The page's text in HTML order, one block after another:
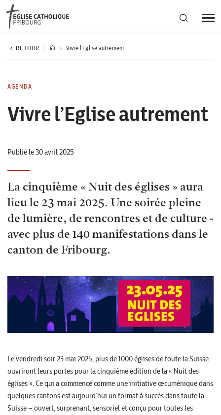
Région diocésaine
Agenda
RETOUR Vivre l'Eglise autrement
AGENDA
Vivre l’Eglise autrement
Publié le 30 avril 2025
La cinquième « Nuit des églises » aura
lieu le 23 mai 2025. Une soirée pleine
de lumière, de rencontres et de culture -
avec plus de 140 manifestations dans le
canton de Fribourg.
Le vendredi soir 23 mai 2025, plus de 1000 églises de toute la Suisse
ouvriront leurs portes pour la cinquième édition de la « Nuit des
églises ». Ce qui a commencé comme une initiative œcuménique dans
quelques cantons est aujourd’hui un format à succès dans toute la
Suisse – ouvert, surprenant, sensoriel et conçu pour toutes les